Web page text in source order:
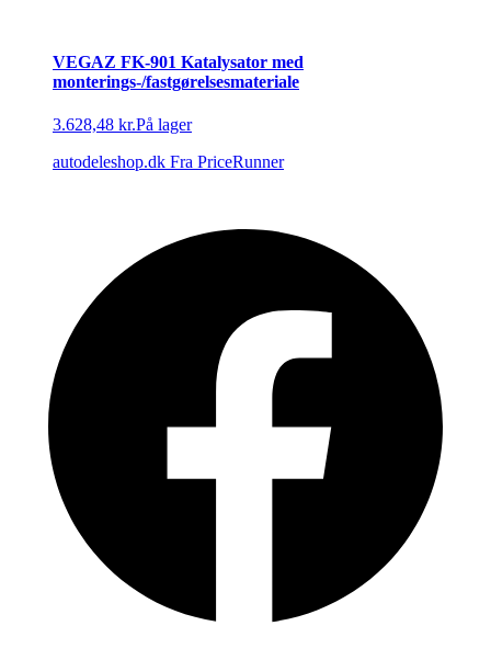
VEGAZ FK-901 Katalysator med
monterings-/fastgørelsesmateriale
3.628,48 kr.På lager
autodeleshop.dk Fra PriceRunner